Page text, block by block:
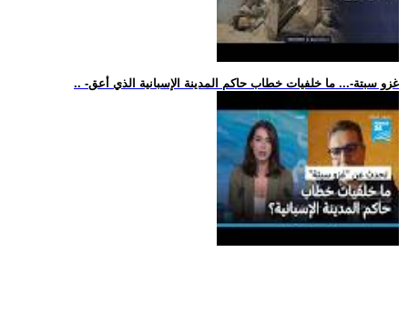
.. -غزو سبتة-... ما خلفيات خطاب حاكم المدينة الإسبانية الذي أعق